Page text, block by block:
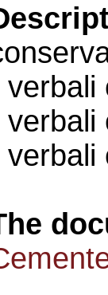
verbali
verbali
verbali